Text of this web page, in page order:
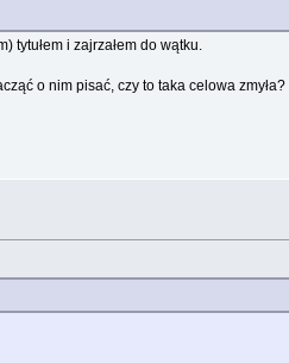
tytułem i zajrzałem do wątku.
o nim pisać, czy to taka celowa zmyła?